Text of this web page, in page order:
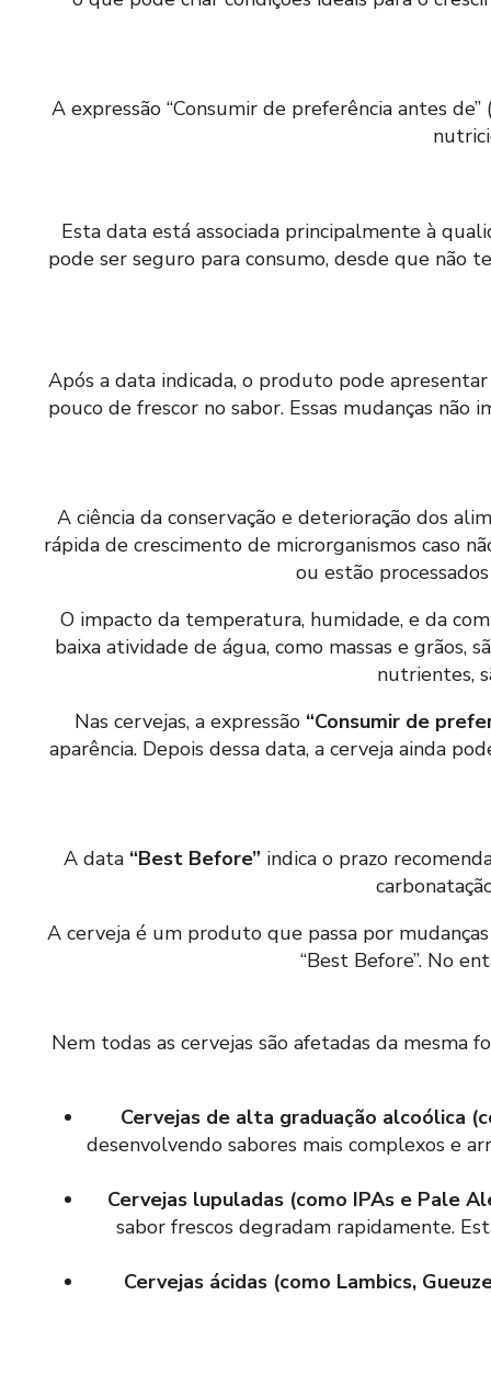
A expressão “Consumir de preferência antes
Esta data está associada principalmente à
pode ser seguro para consumo, desde que não
Após a data indicada, o produto pode
pouco de frescor no sabor. Essas mudanças
A ciência da conservação e deterioração dos
rápida de crescimento de microrganismos caso
ou estão
O impacto da temperatura, humidade, e da
baixa atividade de água, como massas e grãos,
nutrientes,
Nas cervejas, a expressão “Consumir de
aparência. Depois dessa data, a cerveja ainda
A data “Best Before” indica o prazo
A cerveja é um produto que passa por
“Best Before”. No
Nem todas as cervejas são afetadas da mesma
Cervejas de alta graduação alcoólica
desenvolvendo sabores mais complexos e
Cervejas lupuladas (como IPAs e Pale
sabor frescos degradam rapidamente.
Cervejas ácidas (como Lambics,